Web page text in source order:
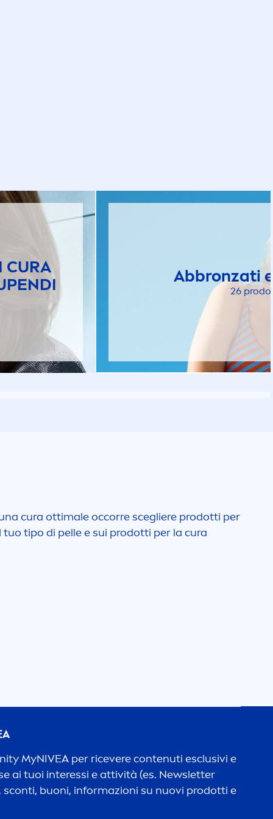
CURA
Abbronzati
26
cura ottimale occorre scegliere prodotti per
tipo di pelle e sui prodotti per la cura
MyNIVEA per ricevere contenuti esclusivi e
ai tuoi interessi e attività (es. Newsletter
sconti, buoni, informazioni su nuovi prodotti e